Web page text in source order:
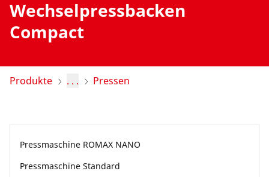
Service und Mehrwert
Bonusprogramm
Länderauswahl
Wechselpressbacken
Compact
Produkte . . . Pressen
Pressmaschine ROMAX NANO
Pressmaschine Standard